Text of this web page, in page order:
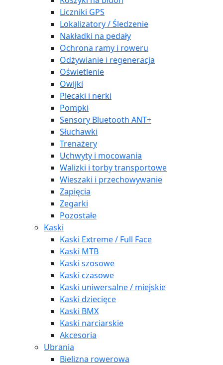
Liczniki GPS
Lokalizatory / Śledzenie
Nakładki na pedały
Ochrona ramy i roweru
Odżywianie i regeneracja
Oświetlenie
Owijki
Plecaki i nerki
Pompki
Sensory Bluetooth ANT+
Słuchawki
Trenażery
Uchwyty i mocowania
Walizki i torby transportowe
Wieszaki i przechowywanie
Zapięcia
Zegarki
Pozostałe
Kaski
Kaski Extreme / Full Face
Kaski MTB
Kaski szosowe
Kaski czasowe
Kaski uniwersalne / miejskie
Kaski dziecięce
Kaski BMX
Kaski narciarskie
Akcesoria
Ubrania
Bielizna rowerowa